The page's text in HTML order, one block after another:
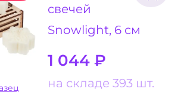
свечей
Snowlight, 6 см
1 044 ₽
на складе 393 шт.
образец